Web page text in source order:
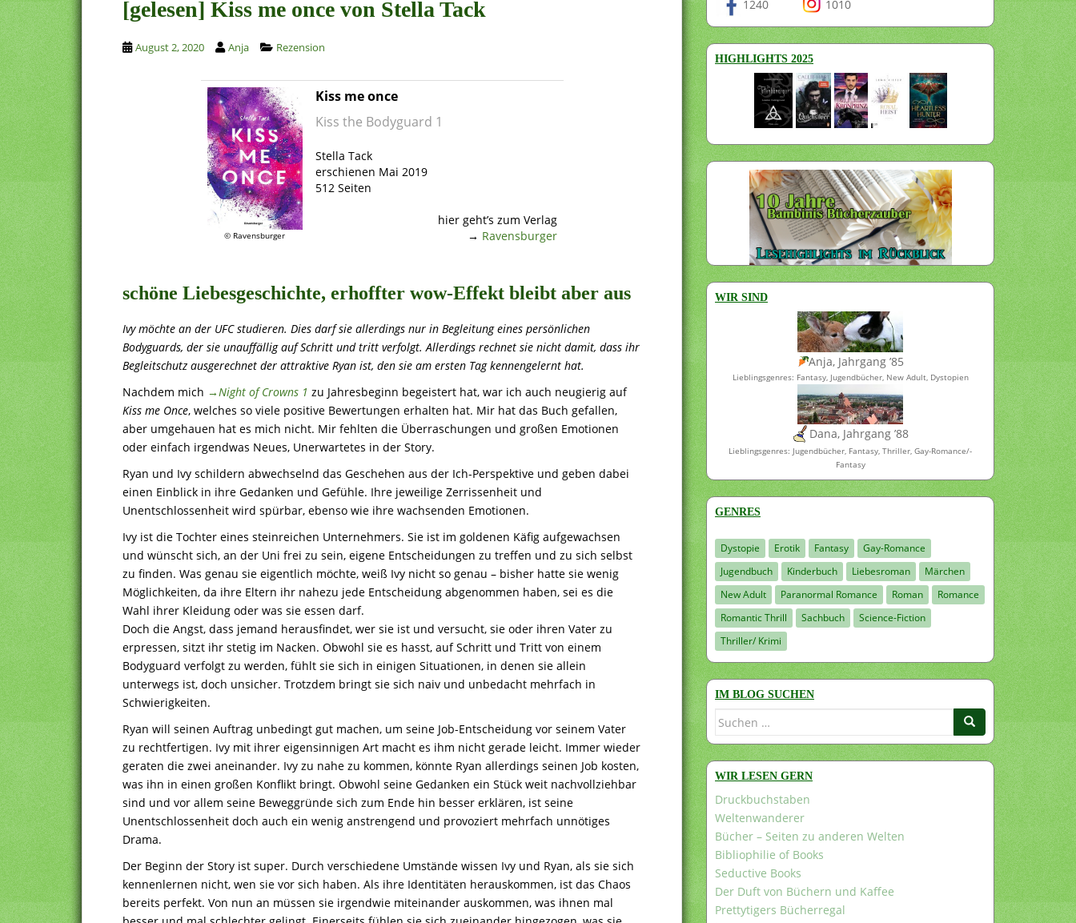
[gelesen] Kiss me once von Stella Tack
August 2, 2020 Anja Rezension
© Ravensburger
Kiss me once
Kiss the Bodyguard 1
Stella Tack
erschienen Mai 2019
512 Seiten
hier geht’s zum Verlag
→ Ravensburger
schöne Liebesgeschichte, erhoffter wow-Effekt bleibt aber aus
Ivy möchte an der UFC studieren. Dies darf sie allerdings nur in Begleitung eines persönlichen
Bodyguards, der sie unauffällig auf Schritt und tritt verfolgt. Allerdings rechnet sie nicht damit, dass ihr
Begleitschutz ausgerechnet der attraktive Ryan ist, den sie am ersten Tag kennengelernt hat.
Nachdem mich →Night of Crowns 1 zu Jahresbeginn begeistert hat, war ich auch neugierig auf
Kiss me Once, welches so viele positive Bewertungen erhalten hat. Mir hat das Buch gefallen,
aber umgehauen hat es mich nicht. Mir fehlten die Überraschungen und großen Emotionen
oder einfach irgendwas Neues, Unerwartetes in der Story.
Ryan und Ivy schildern abwechselnd das Geschehen aus der Ich-Perspektive und geben dabei
einen Einblick in ihre Gedanken und Gefühle. Ihre jeweilige Zerrissenheit und
Unentschlossenheit wird spürbar, ebenso wie ihre wachsenden Emotionen.
Ivy ist die Tochter eines steinreichen Unternehmers. Sie ist im goldenen Käfig aufgewachsen
und wünscht sich, an der Uni frei zu sein, eigene Entscheidungen zu treffen und zu sich selbst
zu finden. Was genau sie eigentlich möchte, weiß Ivy nicht so genau – bisher hatte sie wenig
Möglichkeiten, da ihre Eltern ihr nahezu jede Entscheidung abgenommen haben, sei es die
Wahl ihrer Kleidung oder was sie essen darf.
Doch die Angst, dass jemand herausfindet, wer sie ist und versucht, sie oder ihren Vater zu
erpressen, sitzt ihr stetig im Nacken. Obwohl sie es hasst, auf Schritt und Tritt von einem
Bodyguard verfolgt zu werden, fühlt sie sich in einigen Situationen, in denen sie allein
unterwegs ist, doch unsicher. Trotzdem bringt sie sich naiv und unbedacht mehrfach in
Schwierigkeiten.
Ryan will seinen Auftrag unbedingt gut machen, um seine Job-Entscheidung vor seinem Vater
zu rechtfertigen. Ivy mit ihrer eigensinnigen Art macht es ihm nicht gerade leicht. Immer wieder
geraten die zwei aneinander. Ivy zu nahe zu kommen, könnte Ryan allerdings seinen Job kosten,
was ihn in einen großen Konflikt bringt. Obwohl seine Gedanken ein Stück weit nachvollziehbar
sind und vor allem seine Beweggründe sich zum Ende hin besser erklären, ist seine
Unentschlossenheit doch auch ein wenig anstrengend und provoziert mehrfach unnötiges
Drama.
Der Beginn der Story ist super. Durch verschiedene Umstände wissen Ivy und Ryan, als sie sich
kennenlernen nicht, wen sie vor sich haben. Als ihre Identitäten herauskommen, ist das Chaos
bereits perfekt. Von nun an müssen sie irgendwie miteinander auskommen, was ihnen mal
1240 1010
HIGHLIGHTS 2025
WIR SIND
Anja, Jahrgang ’85
Lieblingsgenres: Fantasy, Jugendbücher, New Adult, Dystopien
Dana, Jahrgang ’88
Lieblingsgenres: Jugendbücher, Fantasy, Thriller, Gay-Romance/-
Fantasy
GENRES
Dystopie Erotik Fantasy
Gay-Romance
Jugendbuch
Kinderbuch Liebesroman
Märchen
New Adult
Paranormal Romance Roman
Romance
Romantic Thrill
Sachbuch
Science-Fiction
Thriller/ Krimi
IM BLOG SUCHEN
Suchen
WIR LESEN GERN
Druckbuchstaben
Weltenwanderer
Bücher – Seiten zu anderen Welten
Bibliophilie of Books
Seductive Books
Der Duft von Büchern und Kaffee
Prettytigers Bücherregal